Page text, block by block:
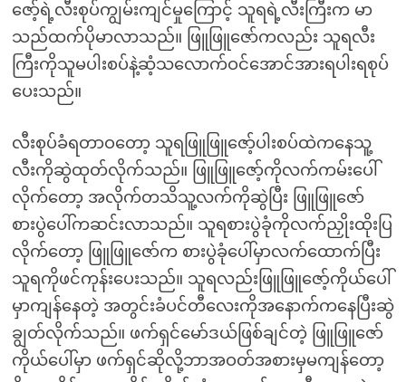
ဇော့်ရဲ့လီးစုပ်ကျွမ်းကျင်မှုကြောင့် သူရရဲ့လီးကြီးက မာ
သည်ထက်ပိုမာလာသည်။ ဖြူဖြူဇော်ကလည်း သူရလီး
ကြီးကိုသူမပါးစပ်နဲ့ဆံ့သလောက်ဝင်အောင်အားရပါးရစုပ်
ပေးသည်။
လီးစုပ်ခံရတာဝတော့ သူရဖြူဖြူဇော့်ပါးစပ်ထဲကနေသူ့
လီးကိုဆွဲထုတ်လိုက်သည်။ ဖြူဖြူဇော့်ကိုလက်ကမ်းပေါ်
လိုက်တော့ အလိုက်တသိသူ့လက်ကိုဆွဲပြီး ဖြူဖြူဇော်
စားပွဲပေါ်ကဆင်းလာသည်။ သူရစားပွဲခုံကိုလက်ညှိုးထိုးပြ
လိုက်တော့ ဖြူဖြူဇော်က စားပွဲခုံပေါ်မှာလက်ထောက်ပြီး
သူရကိုဖင်ကုန်းပေးသည်။ သူရလည်းဖြူဖြူဇော့်ကိုယ်ပေါ်
မှာကျန်နေတဲ့ အတွင်းခံပင်တီလေးကိုအနောက်ကနေပြီးဆွဲ
ချွတ်လိုက်သည်။ ဖက်ရှင်မော်ဒယ်ဖြစ်ချင်တဲ့ ဖြူဖြူဇော်
ကိုယ်ပေါ်မှာ ဖက်ရှင်ဆိုလို့ဘာအဝတ်အစားမှမကျန်တော့